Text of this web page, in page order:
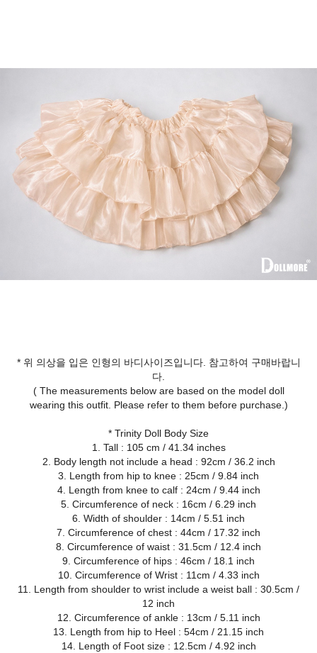
* 위 의상을 입은 인형의 바디사이즈입니다. 참고하여 구매바랍니
다.
( The measurements below are based on the model doll
wearing this outfit. Please refer to them before purchase.)
* Trinity Doll Body Size
1. Tall : 105 cm / 41.34 inches
2. Body length not include a head : 92cm / 36.2 inch
3. Length from hip to knee : 25cm / 9.84 inch
4. Length from knee to calf : 24cm / 9.44 inch
5. Circumference of neck : 16cm / 6.29 inch
6. Width of shoulder : 14cm / 5.51 inch
7. Circumference of chest : 44cm / 17.32 inch
8. Circumference of waist : 31.5cm / 12.4 inch
9. Circumference of hips : 46cm / 18.1 inch
10. Circumference of Wrist : 11cm / 4.33 inch
11. Length from shoulder to wrist include a weist ball : 30.5cm /
12 inch
12. Circumference of ankle : 13cm / 5.11 inch
13. Length from hip to Heel : 54cm / 21.15 inch
14. Length of Foot size : 12.5cm / 4.92 inch